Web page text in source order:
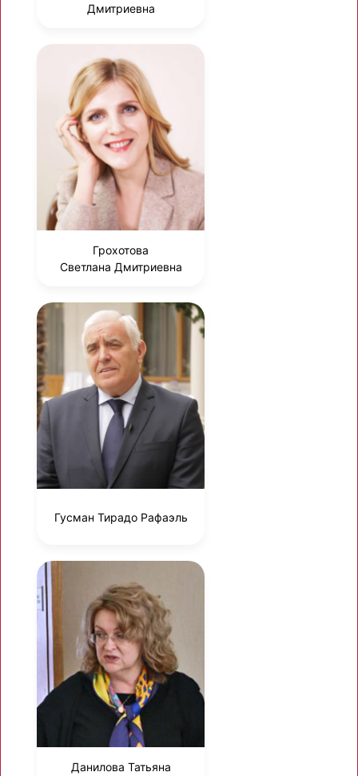
Дмитриевна
Грохотова
Светлана Дмитриевна
Гусман Тирадо Рафаэль
Данилова Татьяна